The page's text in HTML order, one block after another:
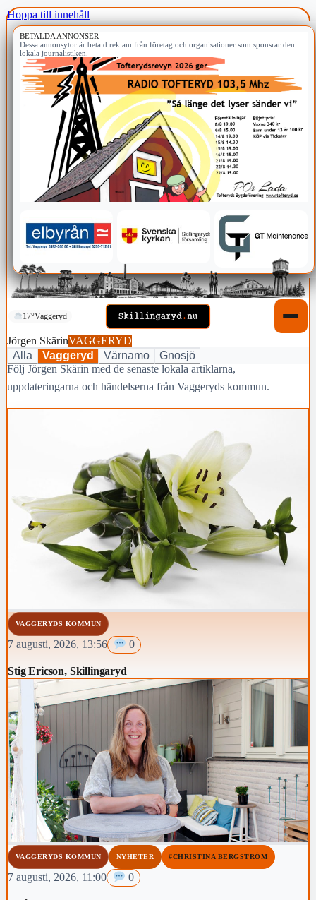
Hoppa till innehåll
BETALDA ANNONSER
Dessa annonsytor är betald reklam från företag och organisationer som sponsrar den
lokala journalistiken.
17°Vaggeryd
Jörgen SkärinVAGGERYD
Alla
Vaggeryd Värnamo
Gnosjö
Följ Jörgen Skärin med de senaste lokala artiklarna,
uppdateringarna och händelserna från Vaggeryds kommun.
VAGGERYDS KOMMUN
7 augusti, 2026, 13:56 0
Stig Ericson, Skillingaryd
VAGGERYDS KOMMUN NYHETER #CHRISTINA BERGSTRÖM
7 augusti, 2026, 11:00 0